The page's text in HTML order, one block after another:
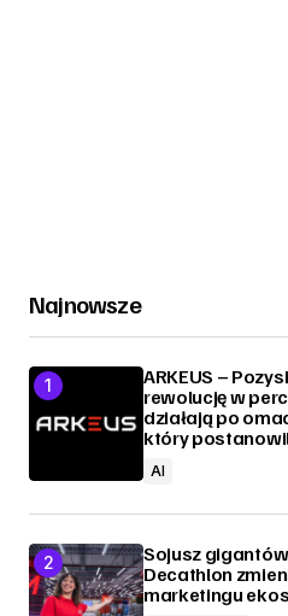
Najnowsze
ARKEUS –
rewolucję w
działają po
który
AI
Sojusz
Decathlon
marketingu